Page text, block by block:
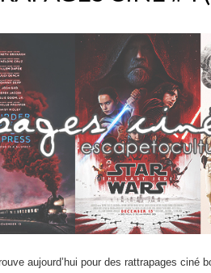
aujourd’hui pour des rattrapages ciné